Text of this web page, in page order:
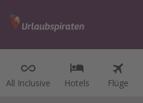
All Inclusive Hotels Flüge
All Inclusive Hotels Flüge
Kategorien